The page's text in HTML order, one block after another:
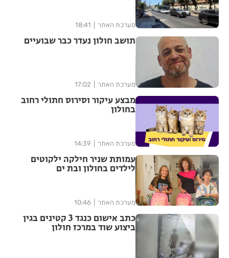
מערכת האתר 18:41
תושב חולון נעדר כבר שבועיים
מערכת האתר 17:02
מבצע עיקור וסירוס חתולי רחוב
בחולון
מערכת האתר 14:39
עמותת שניר חילקה ילקוטים
לילדים בחולון ובת ים
מערכת האתר 10:46
כתב אישום כנגד 3 קטינים בגין
ביצוע שוד במרכז חולון